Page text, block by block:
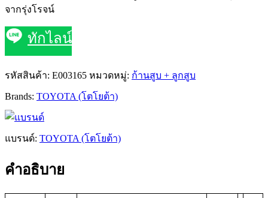
จากรุ่งโรจน์
ทักไลน์
รหัสสินค้า: E003165 หมวดหมู่: ก้านสูบ + ลูกสูบ
Brands: TOYOTA (โตโยต้า)
แบรนด์: TOYOTA (โตโยต้า)
คำอธิบาย